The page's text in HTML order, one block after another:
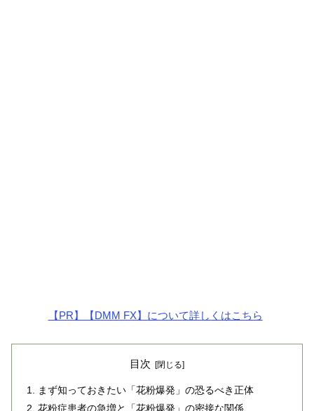
【PR】【DMM FX】について詳しくはこちら
目次
まず知っておきたい「花粉爆発」の恐るべき正体
花粉症患者の急増と「花粉爆発」の密接な関係